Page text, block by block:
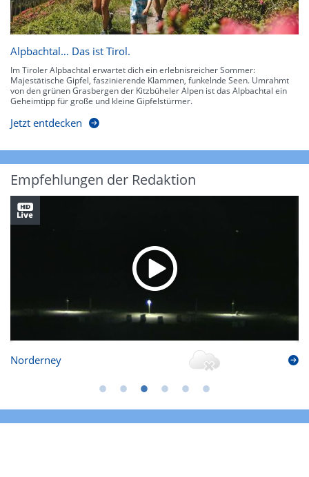
Alpbachtal… Das ist Tirol.
Im Tiroler Alpbachtal erwartet dich ein erlebnisreicher Sommer:
Majestätische Gipfel, faszinierende Klammen, funkelnde Seen. Umrahmt
von den grünen Grasbergen der Kitzbüheler Alpen ist das Alpbachtal ein
Geheimtipp für große und kleine Gipfelstürmer.
Jetzt entdecken
Empfehlungen der Redaktion
Norderney